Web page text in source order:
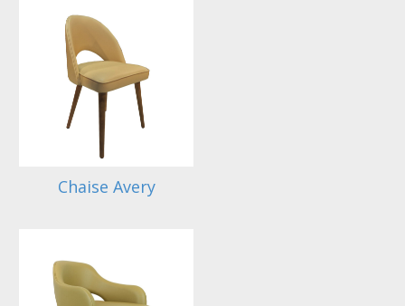
Chaise Avery